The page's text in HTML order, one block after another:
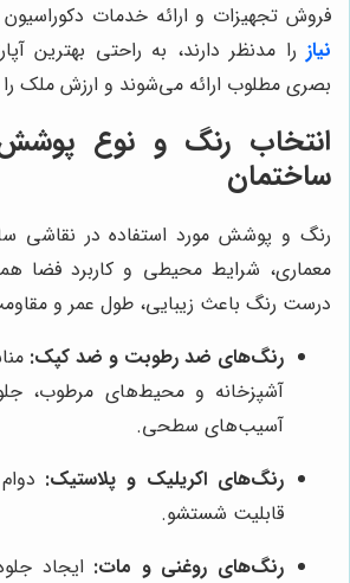
فروش تجهیزات و ارائه خدمات
نیاز را مدنظر دارند، به راحتی بهترین
بصری مطلوب ارائه می‌شوند و ارزش ملک
انتخاب رنگ و نوع
ساختمان
رنگ و پوشش مورد استفاده در نقاشی
معماری، شرایط محیطی و کاربرد فضا
درست رنگ باعث زیبایی، طول عمر و
رنگ‌های ضد رطوبت و ضد کپک:
آشپزخانه و محیط‌های مرطوب،
آسیب‌های سطحی.
رنگ‌های اکریلیک و پلاستیک:
قابلیت شستشو.
رنگ‌های روغنی و مات: ایجاد